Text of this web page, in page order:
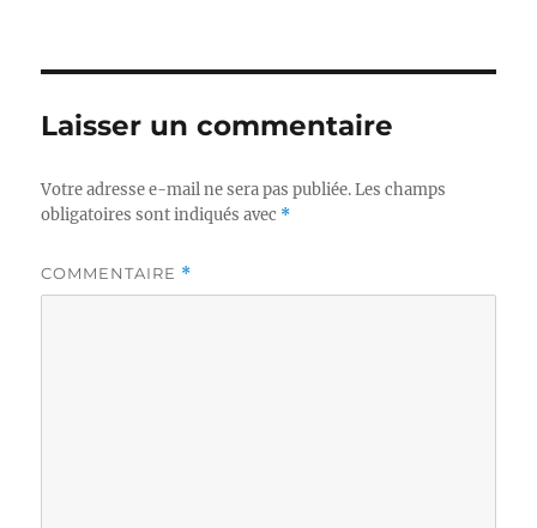
Laisser un commentaire
Votre adresse e-mail ne sera pas publiée. Les champs
obligatoires sont indiqués avec *
COMMENTAIRE *